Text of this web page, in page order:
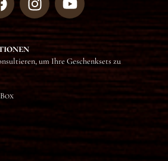
um Ihre Geschenksets zu